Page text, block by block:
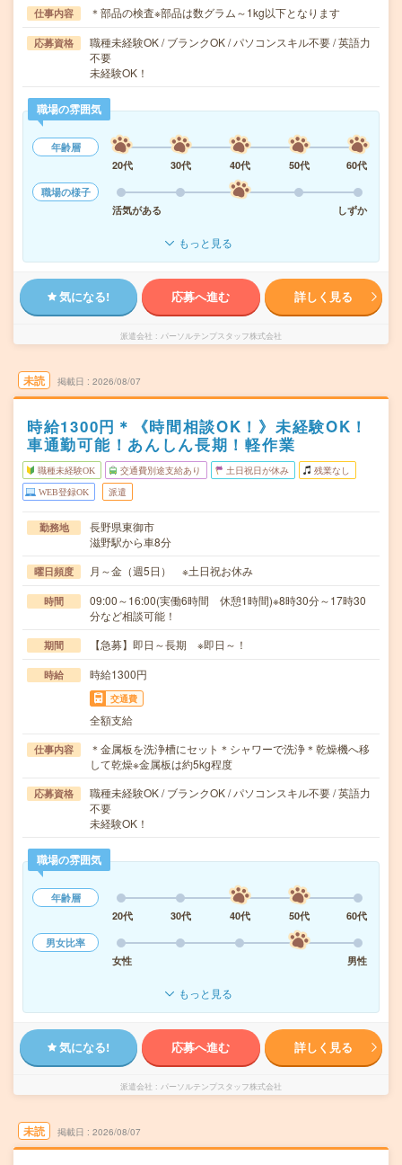
仕事内容 ＊部品の検査※部品は数グラム～1kg以下となります
応募資格
職種未経験OK / ブランクOK / パソコンスキル不要 / 英語力
不要
未経験OK！
職場の雰囲気
年齢層
20代
30代 40代 50代
60代
職場の様子
活気がある
しずか
もっと見る
気になる! 応募へ進む 詳しく見る
派遣会社 パーソルテンプスタッフ株式会社
未読 掲載日 2026/08/07
時給1300円＊《時間相談OK！》未経験OK！
車通勤可能！あんしん長期！軽作業
職種未経験OK 交通費別途支給あり 土日祝日が休み 残業なし
WEB登録OK 派遣
勤務地
長野県東御市
滋野駅から車8分
曜日頻度 月～金（週5日） ※土日祝お休み
時間
09:00～16:00(実働6時間 休憩1時間)※8時30分～17時30
分など相談可能！
期間 【急募】即日～長期 ※即日～！
時給 時給1300円
交通費
全額支給
仕事内容
＊金属板を洗浄槽にセット＊シャワーで洗浄＊乾燥機へ移
して乾燥※金属板は約5kg程度
応募資格
職種未経験OK / ブランクOK / パソコンスキル不要 / 英語力
不要
未経験OK！
職場の雰囲気
年齢層
20代
30代 40代 50代
60代
男女比率
女性
男性
もっと見る
気になる! 応募へ進む 詳しく見る
派遣会社 パーソルテンプスタッフ株式会社
未読 掲載日 2026/08/07